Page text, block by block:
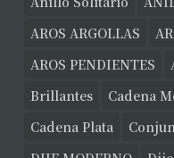
AROS ARGOLLAS
AROS PENDIENTES
Brillantes
Cadena
Cadena Plata